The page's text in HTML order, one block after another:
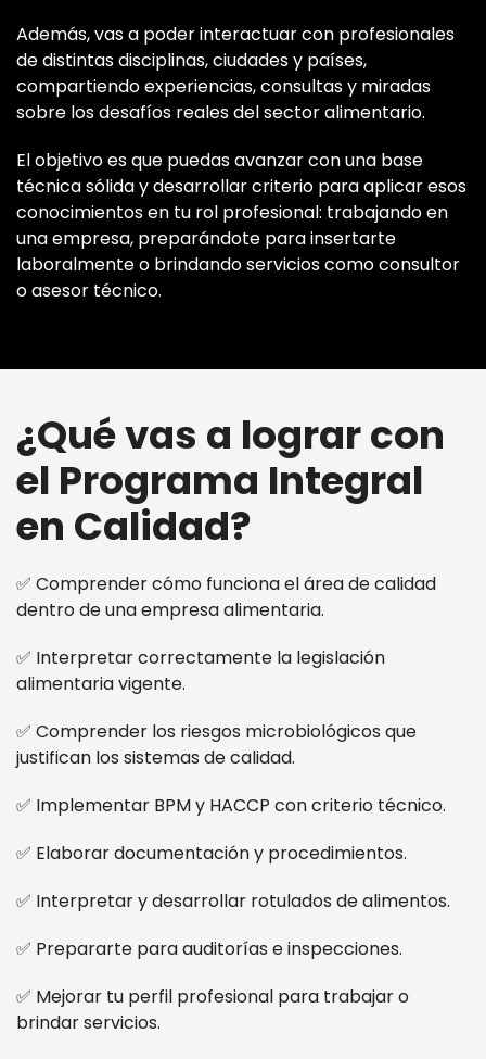
Además, vas a poder interactuar con profesionales
de distintas disciplinas, ciudades y países,
compartiendo experiencias, consultas y miradas
sobre los desafíos reales del sector alimentario.
El objetivo es que puedas avanzar con una base
técnica sólida y desarrollar criterio para aplicar esos
conocimientos en tu rol profesional: trabajando en
una empresa, preparándote para insertarte
laboralmente o brindando servicios como consultor
o asesor técnico.
¿Qué vas a lograr con
el Programa Integral
en Calidad?
✅ Comprender cómo funciona el área de calidad
dentro de una empresa alimentaria.
✅ Interpretar correctamente la legislación
alimentaria vigente.
✅ Comprender los riesgos microbiológicos que
justifican los sistemas de calidad.
✅ Implementar BPM y HACCP con criterio técnico.
✅ Elaborar documentación y procedimientos.
✅ Interpretar y desarrollar rotulados de alimentos.
✅ Prepararte para auditorías e inspecciones.
✅ Mejorar tu perfil profesional para trabajar o
brindar servicios.